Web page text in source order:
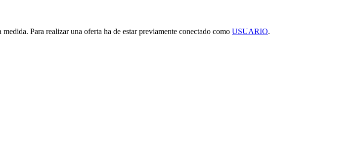
Para realizar una oferta ha de estar previamente conectado como USUARIO.